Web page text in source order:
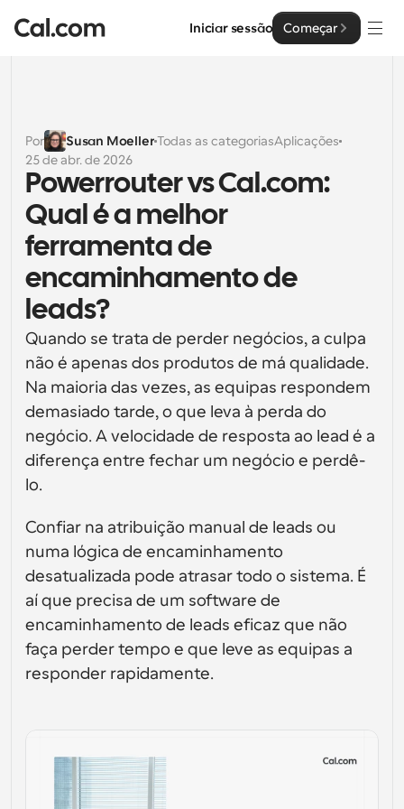
Iniciar sessão Começar
Soluções
Por tamanho da equipa
Para Indivíduos
Agendamento pessoal simplificado
Agendamento colaborativo para grupos
Para Organizações
Equipas maiores que agendam para um maior controlo
e segurança
Para Empresas
Soluções de agendamento de nível empresarial
Por caso de
uso
Vendas
RH
Cuidados de saúde
Telemedicina
Experimente o Cal.ai agora!
Empresa
Desenvolvedor
Documentação do Desenvolvedor
Documentação para a plataforma Cal.com
API
Crie as suas próprias integrações com a nossa API
pública
Componentes de Agendamento
Use os nossos átomos React para adicionar
Criar Cliente OAuth
Integre o Cal.com usando OAuth
Recursos
Tipo de Letra: Cal Sans UI & Text
O nosso próprio tipo de letra variável para o design de
interfaces de utilizador
Integre com as suas aplicações favoritas
Agendar eventos com múltiplos participantes
Documentação de Ajuda
Precisa de aprender mais sobre o nosso sistema?
Consulte a documentação de ajuda
Incorporar
Incorporar Cal.com no seu website
Pagamentos
Aceitar pagamentos por reservas
Cal.ai
Preços
Por Susan MoellerTodas as categoriasAplicações
25 de abr. de 2026
Powerrouter vs Cal.com:
Qual é a melhor
ferramenta de
encaminhamento de
leads?
Quando se trata de perder negócios, a culpa
não é apenas dos produtos de má qualidade.
Na maioria das vezes, as equipas respondem
demasiado tarde, o que leva à perda do
negócio. A velocidade de resposta ao lead é a
diferença entre fechar um negócio e perdê-
lo.
Confiar na atribuição manual de leads ou
numa lógica de encaminhamento
desatualizada pode atrasar todo o sistema. É
aí que precisa de um software de
encaminhamento de leads eficaz que não
faça perder tempo e que leve as equipas a
responder rapidamente.